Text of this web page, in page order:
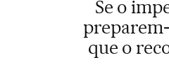
Se o
que o